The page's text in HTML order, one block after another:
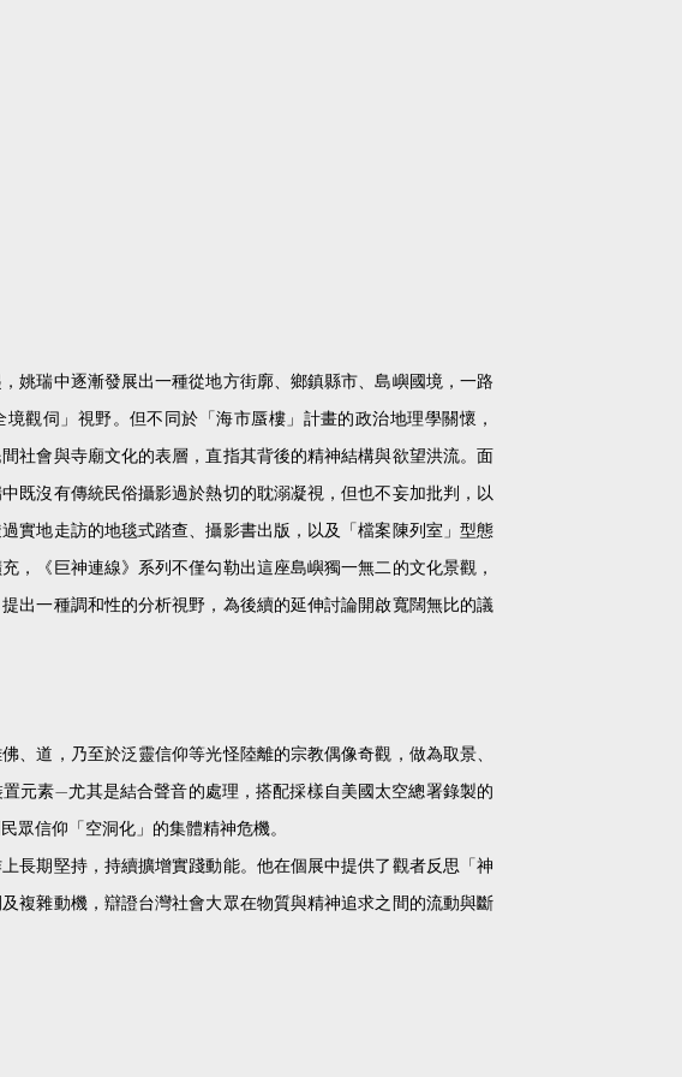
姚瑞中逐漸發展出一種從地方街廓、鄉鎮縣市、島嶼國境，一路
觀伺」視野。但不同於「海市蜃樓」計畫的政治地理學關懷，
間社會與寺廟文化的表層，直指其背後的精神結構與欲望洪流。面
既沒有傳統民俗攝影過於熱切的耽溺凝視，但也不妄加批判，以
實地走訪的地毯式踏查、攝影書出版，以及「檔案陳列室」型態
，《巨神連線》系列不僅勾勒出這座島嶼獨一無二的文化景觀，
出一種調和性的分析視野，為後續的延伸討論開啟寬闊無比的議
、道，乃至於泛靈信仰等光怪陸離的宗教偶像奇觀，做為取景、
元素—尤其是結合聲音的處理，搭配採樣自美國太空總署錄製的
眾信仰「空洞化」的集體精神危機。
長期堅持，持續擴增實踐動能。他在個展中提供了觀者反思「神
複雜動機，辯證台灣社會大眾在物質與精神追求之間的流動與斷